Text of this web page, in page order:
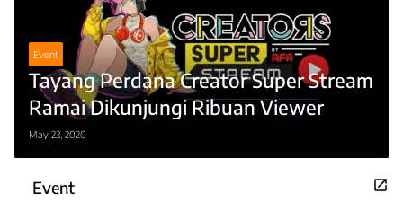
Event
Tayang Perdana Creator Super Stream
Ramai Dikunjungi Ribuan Viewer
May 23, 2020
Event